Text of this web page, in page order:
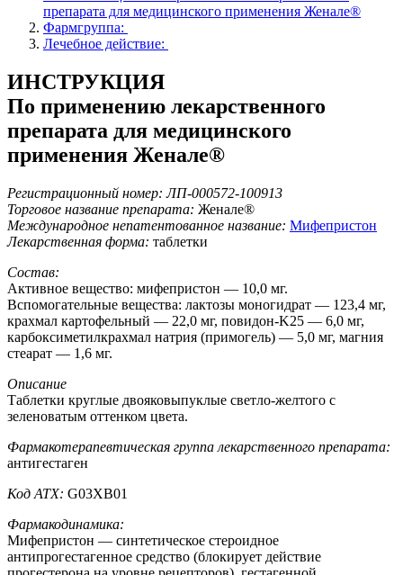
препарата для медицинского применения Женале®
Фармгруппа:
Лечебное действие:
ИНСТРУКЦИЯ
По применению лекарственного
препарата для медицинского
применения Женале®
Регистрационный номер: ЛП-000572-100913
Торговое название препарата: Женале®
Международное непатентованное название: Мифепристон
Лекарственная форма: таблетки
Состав:
Активное вещество: мифепристон — 10,0 мг.
Вспомогательные вещества: лактозы моногидрат — 123,4 мг,
крахмал картофельный — 22,0 мг, повидон-K25 — 6,0 мг,
карбоксиметилкрахмал натрия (примогель) — 5,0 мг, магния
стеарат — 1,6 мг.
Описание
Таблетки круглые двояковыпуклые светло-желтого с
зеленоватым оттенком цвета.
Фармакотерапевтическая группа лекарственного препарата:
антигестаген
Код АТХ: G03XB01
Фармакодинамика:
Мифепристон — синтетическое стероидное
антипрогестагенное средство (блокирует действие